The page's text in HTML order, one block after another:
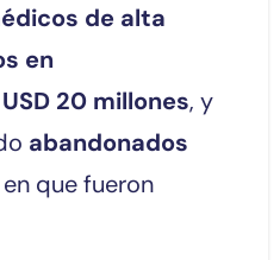
de alta
en
20 millones, y
abandonados
que fueron